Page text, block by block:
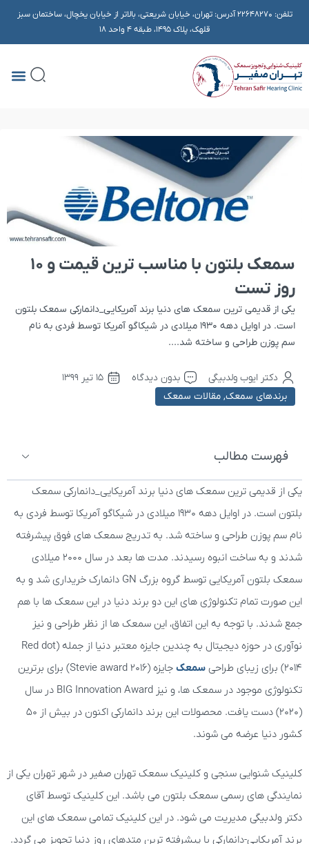
تلفن: 22648270آدرس: تهران، خیابان شریعتی، بالاتر از خیابان یخچال، ساختمان سبز
قلهک، پلاک ۱۴۹۵، طبقه 4 واحد 18
سمعک بلتون با مناسب ترین قیمت و 10
روز تست
یکی از قدیمی ترین سمعک های دنیا برند آمریکایی_دانمارکی سمعک بلتون
است. در اوایل دهه 1930 میلادی در شیکاگو آمریکا توسط فردی به نام
سم پوزن طراحی و ساخته شد....
دکتر ایوب ولدبیگی بدون دیدگاه
۱۵ تیر ۱۳۹۹
برندهای سمعک, مقالات سمعک
فهرست مطالب
یکی از قدیمی ترین سمعک های دنیا برند آمریکایی_دانمارکی سمعک
بلتون است. در اوایل دهه 1930 میلادی در شیکاگو آمریکا توسط فردی به
نام سم پوزن طراحی و ساخته شد. به تدریج سمعک های فوق پیشرفته
شدند و به ساخت انبوه رسیدند. مدت ها بعد در سال 2000 میلادی
سمعک بلتون آمریکایی توسط گروه بزرگ GN دانمارک خریداری شد و به
این صورت تمام تکنولوژی های این دو برند دنیا در این سمعک ها با هم
جمع شدند. با توجه به این اتفاق، این سمعک ها از نظر طراحی و نیز
نوآوری در حوزه دیجیتال به چندین جایزه معتبر دنیا از جمله (Red dot
2014) برای زیبای طراحی
سمعک
جایزه (Stevie award 2016) برای برترین
تکنولوژی موجود در سمعک ها، و نیز BIG Innovation Award در سال
(2020) دست یافت. محصولات این برند دانمارکی اکنون در بیش از 50
کشور دنیا عرضه می شوند.
کلینیک شنوایی سنجی و کلینیک سمعک تهران صفیر در شهر تهران یکی از
نمایندگی های رسمی سمعک بلتون می باشد. این کلینیک توسط آقای
دکتر ولدبیگی مدیریت می شود. در این کلینیک تمامی سمعک های این
برند آمریکایی-دانمارکی با پیشرفته ترین متدهای روز دنیا تجویز می گردد.